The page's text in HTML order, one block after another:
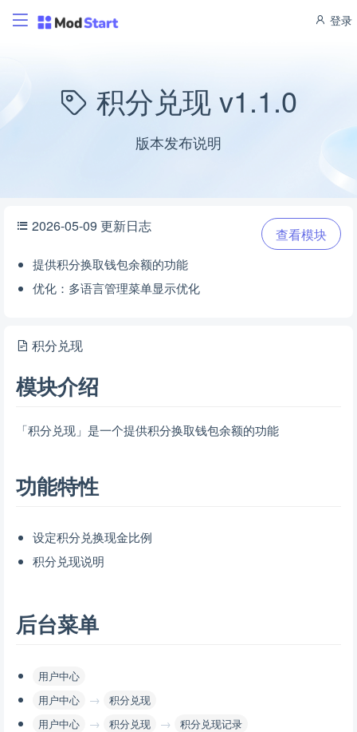
登录
积分兑现 v1.1.0
版本发布说明
查看模块
2026-05-09 更新日志
提供积分换取钱包余额的功能
优化：多语言管理菜单显示优化
积分兑现
模块介绍
「积分兑现」是一个提供积分换取钱包余额的功能
功能特性
设定积分兑换现金比例
积分兑现说明
后台菜单
用户中心
用户中心
→
积分兑现
用户中心
→ 积分兑现 →
积分兑现记录